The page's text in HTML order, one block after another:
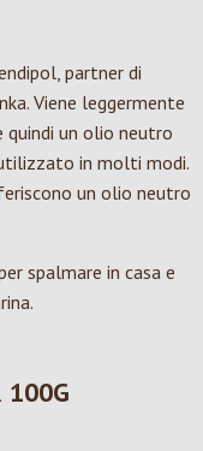
partner di
Viene leggermente
un olio neutro
in molti modi.
un olio neutro
spalmare in casa e
100G